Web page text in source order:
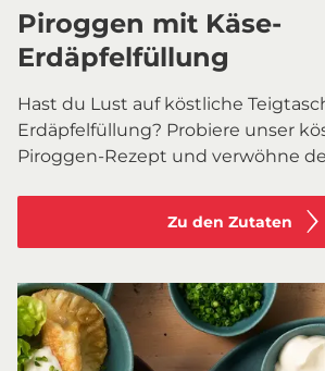
Piroggen mit Käse-
Erdäpfelfüllung
Hast du Lust auf köstliche
Erdäpfelfüllung? Probiere unser
Piroggen-Rezept und verwöhne
Zu den Zutaten